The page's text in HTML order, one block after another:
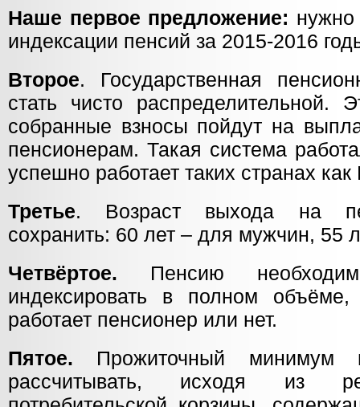
Наше первое предложение: нужно
индексации пенсий за 2015-2016
Второе. Государственная
стать чисто распределительной.
собранные взносы пойдут на
пенсионерам. Такая система
успешно работает таких странах
Третье. Возраст выхода на
сохранить: 60 лет – для мужчин, 55
Четвёртое. Пенсию
индексировать в полном объёме,
работает пенсионер или нет.
Пятое. Прожиточный минимум
рассчитывать, исходя из